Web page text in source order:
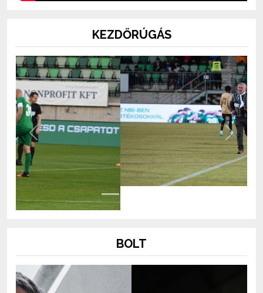
KEZDŐRÚGÁS
Previous Next